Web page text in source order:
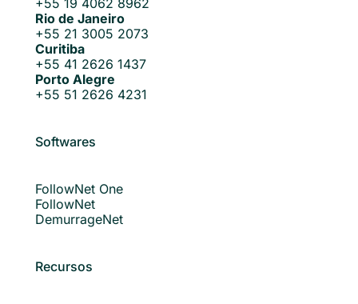
Rio de Janeiro
+55 21 3005 2073
Curitiba
+55 41 2626 1437
Porto Alegre
+55 51 2626 4231
Softwares
FollowNet One
FollowNet
DemurrageNet
Recursos